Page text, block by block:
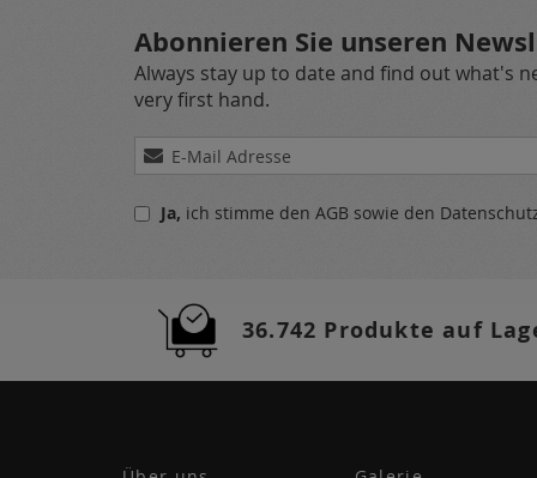
Abonnieren Sie unseren
Always stay up to date and find out what's
very first hand.
Melden
Sie
für Ja, ich stimme den AGB sowie den
36.742 Produkte auf